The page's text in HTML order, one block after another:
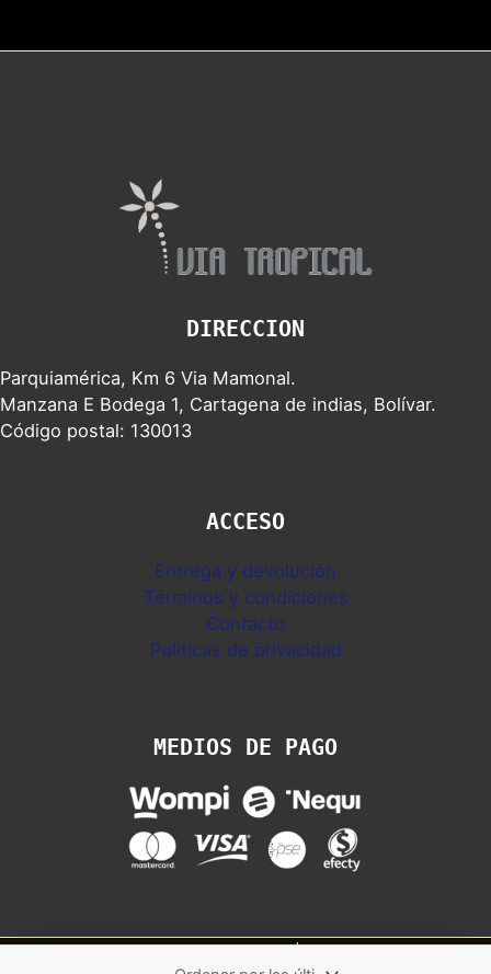
DIRECCION
Parquiamérica, Km 6 Via Mamonal.
Manzana E Bodega 1, Cartagena de indias, Bolívar.
Código postal: 130013
ACCESO
Entrega y devolución
Términos y condiciones
Contacto
Politicas de privacidad
MEDIOS DE PAGO
Copyright © 2026 Sandalias Colombia | Ipanema, Rider, Azaleia y